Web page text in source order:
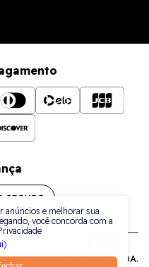
anúncios e melhorar sua
você concorda com a
Comércio de Joias LTDA.